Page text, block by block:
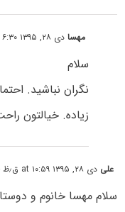
مهسادی ۲۸, ۱۳۹۵ at ۶:۳۰ ب٫ظ
سلام
نگران نباشید.
زیاده. خیالتون
علی دی ۲۸, ۱۳۹۵ at ۱۰:۵۹ ق٫ظ
سلام مهسا خانوم و